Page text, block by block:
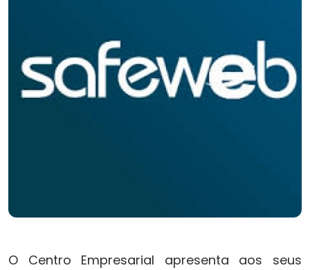
O Centro Empresarial apresenta aos seus